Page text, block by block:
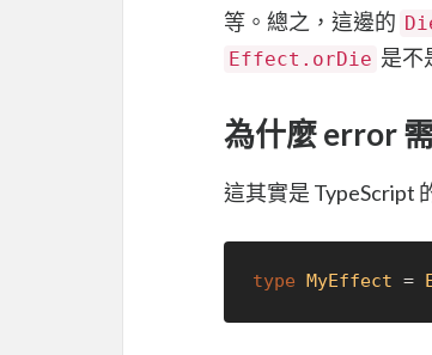
等。總之，這邊的
Effect.orDie 是不
為什麼 error
這其實是 TypeScript
type MyEffect =